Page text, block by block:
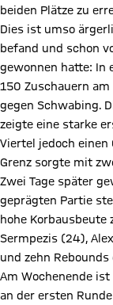
beiden Plätze zu
Dies ist umso
befand und schon
gewonnen hatte: In
150 Zuschauern am
gegen Schwabing.
zeigte eine starke
Viertel jedoch
Grenz sorgte mit
Zwei Tage später
geprägten Partie
hohe
Sermpezis (24),
und zehn Rebounds
Am Wochenende
an der ersten Runde